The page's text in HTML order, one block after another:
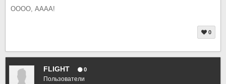
ОООО, АААА!
0
FLIGHT 0
Пользователи